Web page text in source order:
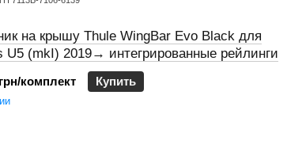
на крышу Thule WingBar Evo Black для
U5 (mkI) 2019→ интегрированные рейлинги
комплект Купить